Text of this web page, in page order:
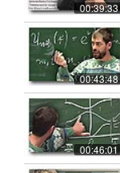
00:39:33
00:43:48
00:46:01